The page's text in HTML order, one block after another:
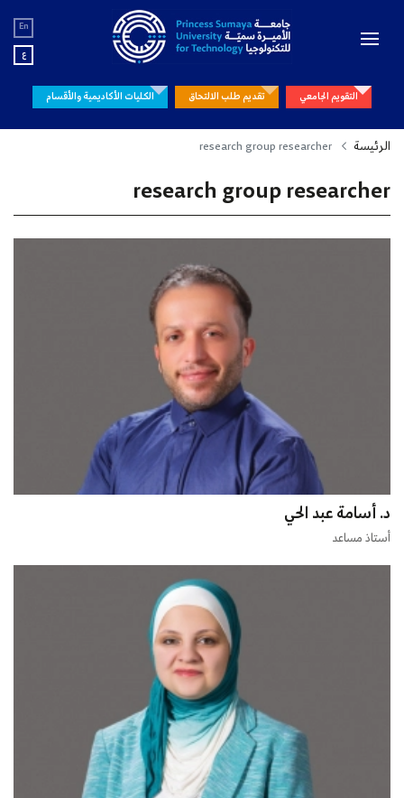
En
ع
التقويم الجامعي تقديم طلب الالتحاق الكليات الأكاديمية والأقسام
الرئيسة
research group researcher
د. أسامة عبد الحي
أستاذ مساعد